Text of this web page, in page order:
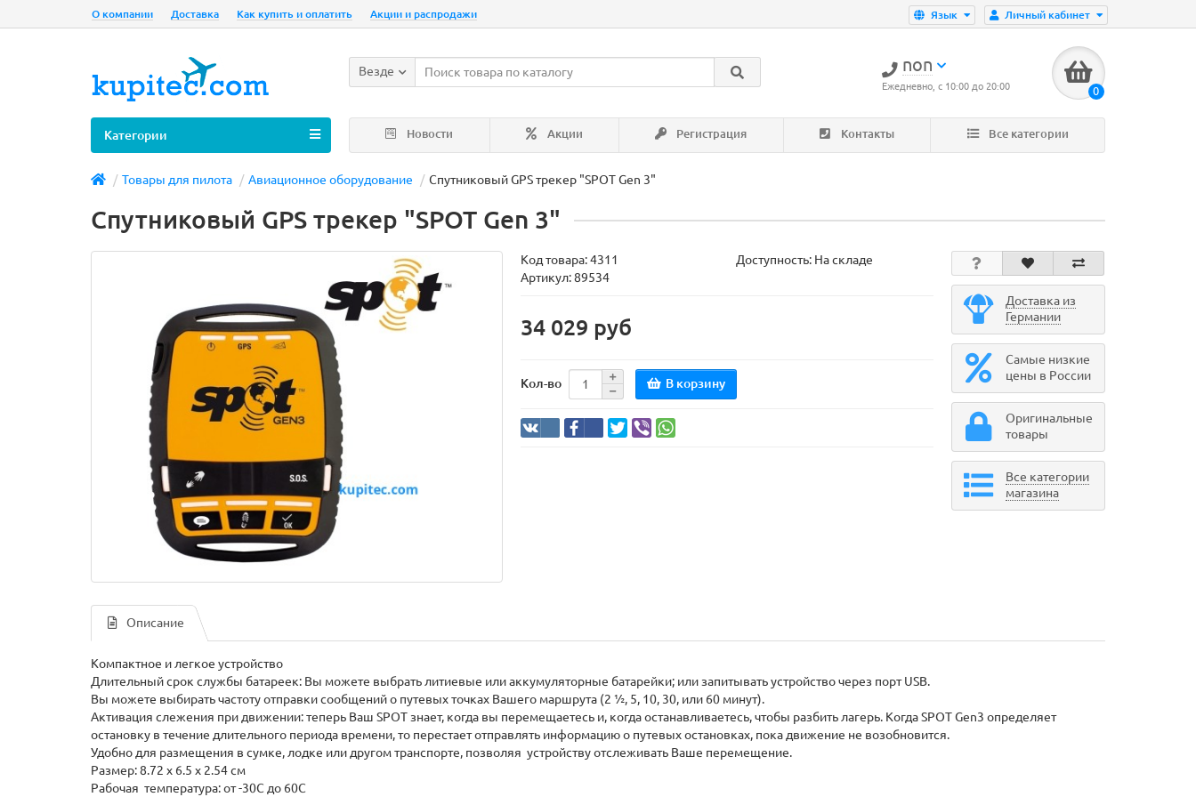
Личный кабинет
Язык
О компании Доставка Как купить и оплатить Акции и распродажи
non
Ежедневно, с 10:00 до 20:00 0
Везде
Новости Акции Регистрация Контакты Все категории
Категории
Товары для пилота Авиационное оборудование Спутниковый GPS трекер "SPOT Gen 3"
Спутниковый GPS трекер "SPOT Gen 3"
Код товара:4311
Доступность: На складе
Артикул: 89534
34 029 руб
Кол-во В корзину
Доставка из
Германии
Самые низкие
цены в России
Оригинальные
товары
Все категории
магазина
Описание
Компактное и легкое устройство
Длительный срок службы батареек: Вы можете выбрать литиевые или аккумуляторные батарейки; или запитывать устройство через порт USB.
Вы можете выбирать частоту отправки сообщений о путевых точках Вашего маршрута (2 ½, 5, 10, 30, или 60 минут).
Активация слежения при движении: теперь Ваш SPOT знает, когда вы перемещаетесь и, когда останавливаетесь, чтобы разбить лагерь. Когда SPOT Gen3 определяет
остановку в течение длительного периода времени, то перестает отправлять информацию о путевых остановках, пока движение не возобновится.
Удобно для размещения в сумке, лодке или другом транспорте, позволяя устройству отслеживать Ваше перемещение.
Размер: 8.72 х 6.5 х 2.54 см
Рабочая температура: от -30C до 60C